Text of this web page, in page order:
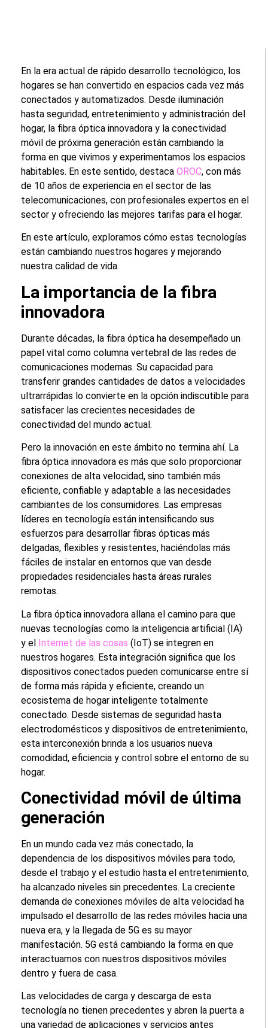
En la era actual de rápido desarrollo tecnológico, los
hogares se han convertido en espacios cada vez más
conectados y automatizados. Desde iluminación
hasta seguridad, entretenimiento y administración del
hogar, la fibra óptica innovadora y la conectividad
móvil de próxima generación están cambiando la
forma en que vivimos y experimentamos los espacios
habitables. En este sentido, destacaOROC, con más
de 10 años de experiencia en el sector de las
telecomunicaciones, con profesionales expertos en el
sector y ofreciendo las mejores tarifas para el hogar.
En este artículo, exploramos cómo estas tecnologías
están cambiando nuestros hogares y mejorando
nuestra calidad de vida.
La importancia de la fibra
innovadora
Durante décadas, la fibra óptica ha desempeñado un
papel vital como columna vertebral de las redes de
comunicaciones modernas. Su capacidad para
transferir grandes cantidades de datos a velocidades
ultrarrápidas lo convierte en la opción indiscutible para
satisfacer las crecientes necesidades de
conectividad del mundo actual.
Pero la innovación en este ámbito no termina ahí. La
fibra óptica innovadora es más que solo proporcionar
conexiones de alta velocidad, sino también más
eficiente, confiable y adaptable a las necesidades
cambiantes de los consumidores. Las empresas
líderes en tecnología están intensificando sus
esfuerzos para desarrollar fibras ópticas más
delgadas, flexibles y resistentes, haciéndolas más
fáciles de instalar en entornos que van desde
propiedades residenciales hasta áreas rurales
remotas.
La fibra óptica innovadora allana el camino para que
nuevas tecnologías como la inteligencia artificial (IA)
y el Internet de las cosas (IoT) se integren en
nuestros hogares. Esta integración significa que los
dispositivos conectados pueden comunicarse entre sí
de forma más rápida y eficiente, creando un
ecosistema de hogar inteligente totalmente
conectado. Desde sistemas de seguridad hasta
electrodomésticos y dispositivos de entretenimiento,
esta interconexión brinda a los usuarios nueva
comodidad, eficiencia y control sobre el entorno de su
hogar.
Conectividad móvil de última
generación
En un mundo cada vez más conectado, la
dependencia de los dispositivos móviles para todo,
desde el trabajo y el estudio hasta el entretenimiento,
ha alcanzado niveles sin precedentes. La creciente
demanda de conexiones móviles de alta velocidad ha
impulsado el desarrollo de las redes móviles hacia una
nueva era, y la llegada de 5G es su mayor
manifestación. 5G está cambiando la forma en que
interactuamos con nuestros dispositivos móviles
dentro y fuera de casa.
Las velocidades de carga y descarga de esta
tecnología no tienen precedentes y abren la puerta a
una variedad de aplicaciones y servicios antes